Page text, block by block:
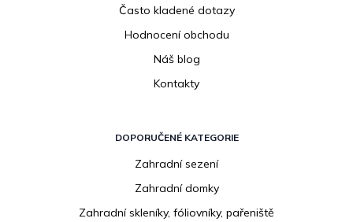
Často kladené dotazy
Hodnocení obchodu
Náš blog
Kontakty
DOPORUČENÉ KATEGORIE
Zahradní sezení
Zahradní domky
Zahradní skleníky, fóliovníky, pařeniště